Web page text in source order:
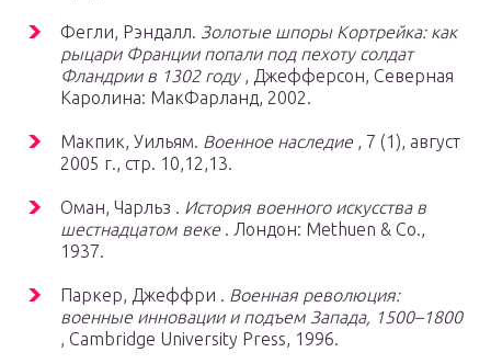
Фегли, Рэндалл. Золотые шпоры Кортрейка: как
рыцари Франции попали под пехоту солдат
Фландрии в 1302 году, Джефферсон, Северная
Каролина: МакФарланд, 2002.
Макпик, Уильям. Военное наследие, 7 (1), август
2005 г., стр. 10,12,13.
Оман, Чарльз . История военного искусства в
шестнадцатом веке. Лондон: Methuen & Co.,
1937.
Паркер, Джеффри . Военная революция:
военные инновации и подъем Запада, 1500–1800
, Cambridge University Press, 1996.